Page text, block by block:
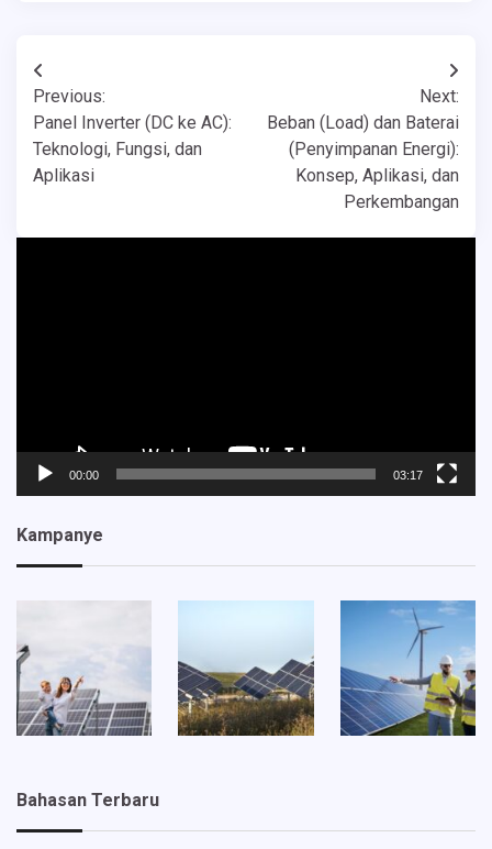
Navigasi
pos
Previous:
Panel Inverter (DC ke AC):
Teknologi, Fungsi, dan
Aplikasi
Next:
Beban (Load) dan Baterai
(Penyimpanan Energi):
Konsep, Aplikasi, dan
Perkembangan
00:00 03:17
Kampanye
Bahasan Terbaru